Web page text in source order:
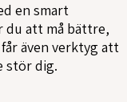
en smart
du att må bättre,
även verktyg att
stör dig.